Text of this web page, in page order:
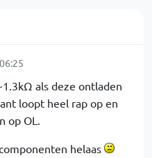
als deze ontladen
loopt heel rap op en
op OL.
helaas